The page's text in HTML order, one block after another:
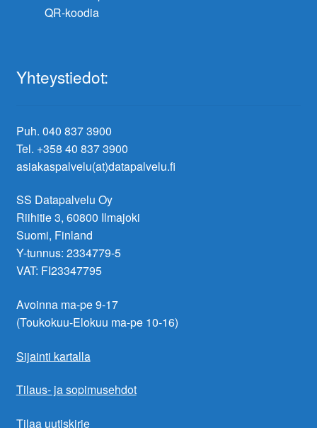
QR-koodia
Yhteystiedot:
Puh. 040 837 3900
Tel. +358 40 837 3900
asiakaspalvelu(at)datapalvelu.fi
SS Datapalvelu Oy
Riihitie 3, 60800 Ilmajoki
Suomi, Finland
Y-tunnus: 2334779-5
VAT: FI23347795
Avoinna ma-pe 9-17
(Toukokuu-Elokuu ma-pe 10-16)
Sijainti kartalla
Tilaus- ja sopimusehdot
Tilaa uutiskirje